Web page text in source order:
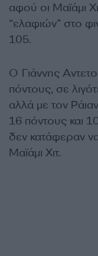
αφού οι Μαϊάμι
“ελαφιών” στο
105.
Ο Γιάννης
πόντους, σε
αλλά με τον
16 πόντους και
δεν κατάφεραν
Μαϊάμι Χιτ.